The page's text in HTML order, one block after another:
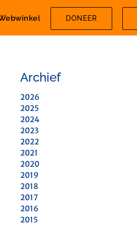
DONEER
Archief
2026
2025
2024
2023
2022
2021
2020
2019
2018
2017
2016
2015